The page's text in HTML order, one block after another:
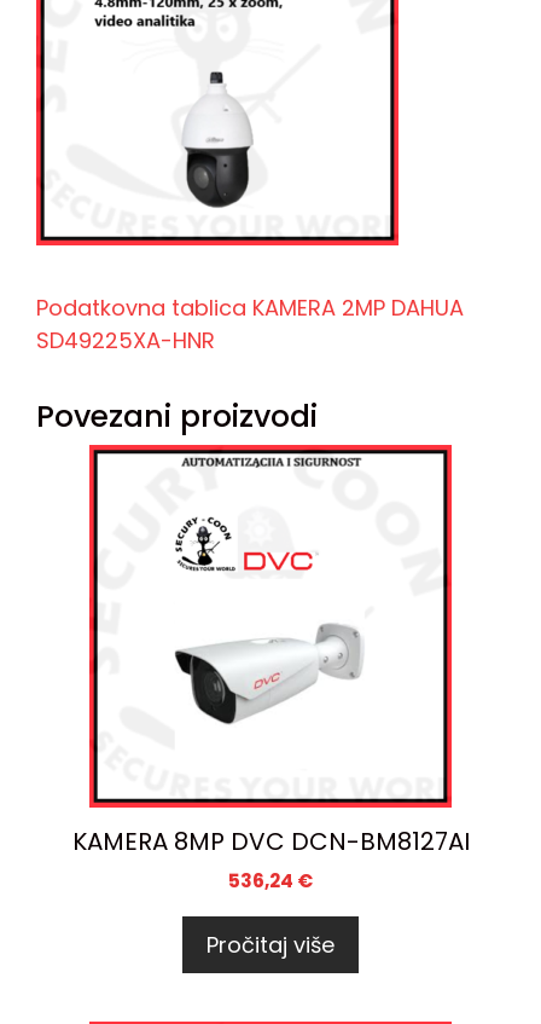
Podatkovna tablica KAMERA 2MP DAHUA
SD49225XA-HNR
Povezani proizvodi
KAMERA 8MP DVC DCN-BM8127AI
536,24 €
Pročitaj više